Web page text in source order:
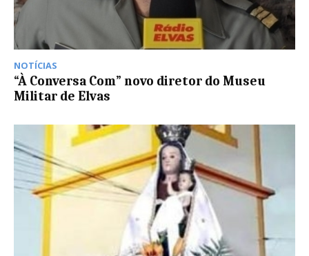
NOTÍCIAS
“À Conversa Com” novo diretor do Museu
Militar de Elvas